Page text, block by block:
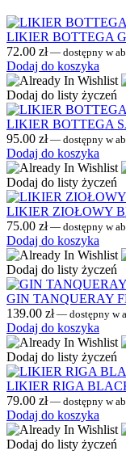
LIKIER BOTTEGA
72.00 zł — dostępny w
Dodaj do koszyka
Dodaj do listy życzeń
LIKIER BOTTEGA
95.00 zł — dostępny w
Dodaj do koszyka
Dodaj do listy życzeń
LIKIER ZIOŁOWY
75.00 zł — dostępny w
Dodaj do koszyka
Dodaj do listy życzeń
GIN TANQUERAY
139.00 zł — dostępny w
Dodaj do koszyka
Dodaj do listy życzeń
LIKIER RIGA
79.00 zł — dostępny w
Dodaj do koszyka
Dodaj do listy życzeń